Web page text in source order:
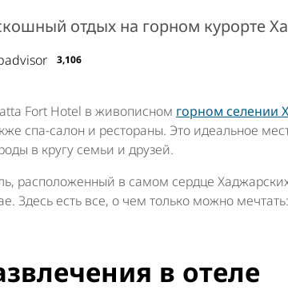
отдых на горном курорте
3,106
Fort Hotel в живописном горном селении
спа-салон и рестораны. Это идеальное
в кругу семьи и друзей.
расположенный в самом сердце
Здесь есть все, о чем только можно
в отеле